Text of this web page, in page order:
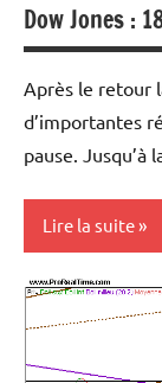
Dow Jones :
Après le retour
d’importantes
pause. Jusqu’à
Lire la suite
Analyse
graphique